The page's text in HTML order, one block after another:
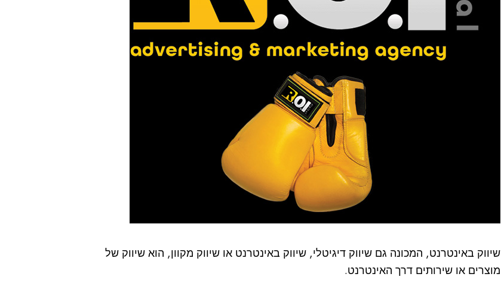
שיווק באינטרנט, המכונה גם שיווק דיגיטלי, שיווק באינטרנט או שיווק מקוון, הוא שיווק של
מוצרים או שירותים דרך האינטרנט.